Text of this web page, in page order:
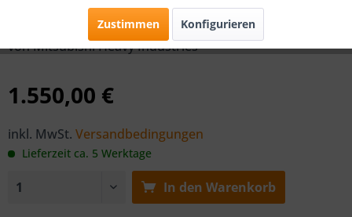
SRF/SRC 25 für 32m²
von Mitsubishi Heavy Industries
1.550,00 €
inkl. MwSt. Versandbedingungen
Lieferzeit ca. 5 Werktage
In den Warenkorb
Zustimmen Konfigurieren